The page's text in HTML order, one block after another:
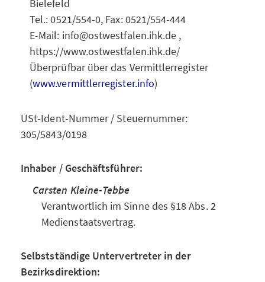
Bie­le­feld
Tel.: 0521/554-0, Fax: 0521/554-444
E-Mail: info@ostwestfalen.ihk.de ,
https://www.ostwestfalen.ihk.de/
Überprüfbar über das Vermittlerregister
(www.vermittlerregister.info)
USt-Ident-Nummer / Steuernummer:
305/5843/0198
Inhaber / Geschäftsführer:
Carsten Kleine-Tebbe
Verantwortlich im Sinne des §18 Abs. 2
Medienstaatsvertrag.
Selbstständige Untervertreter in der
Bezirksdirektion: